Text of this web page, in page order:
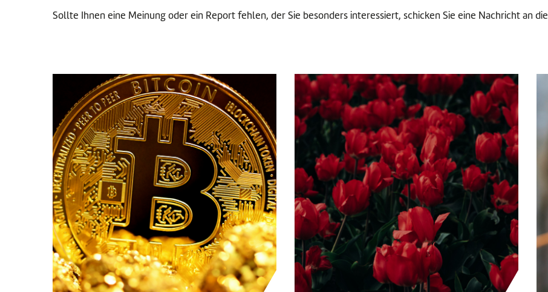
Sollte Ihnen eine Meinung oder ein Report fehlen, der Sie besonders interessiert, schicken Sie eine Nachricht an die